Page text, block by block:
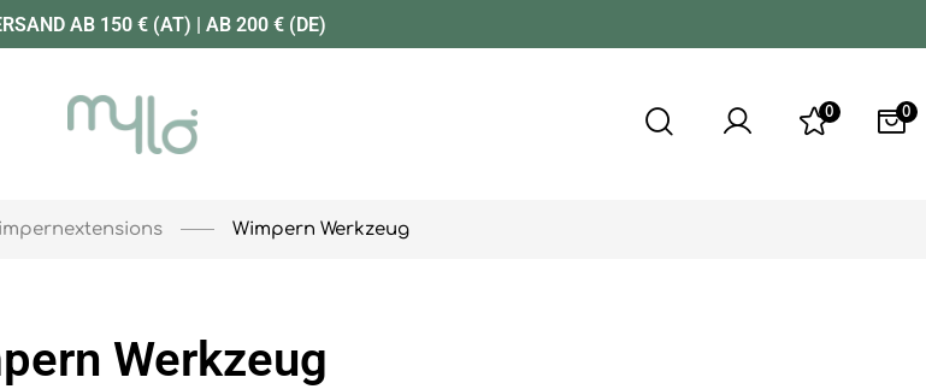
AB 150 € (AT) | AB 200 € (DE)
0 0
Wimpern Werkzeug
Werkzeug